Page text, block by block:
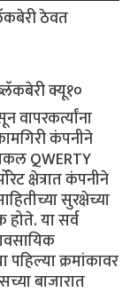
ठेवत
क्यू१०
वापरकर्त्यांना
कंपनीने
QWERTY
क्षेत्रात कंपनीने
सुरक्षेच्या
या सर्व
पहिल्या क्रमांकावर
बाजारात